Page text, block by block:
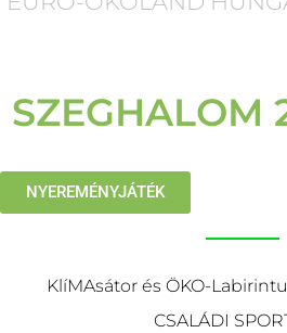
SZEGHALOM
NYEREMÉNYJÁTÉK
KlíMAsátor és ÖKO-
CSALÁDI